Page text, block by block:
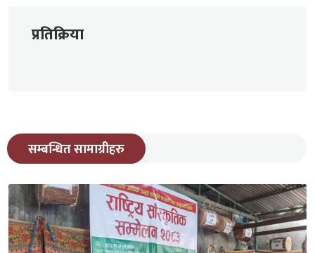
प्रतिक्रिया
सम्बन्धित सामाग्रीहरु